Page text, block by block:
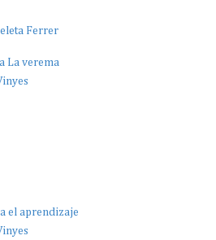
Ferrer
La verema
el aprendizaje